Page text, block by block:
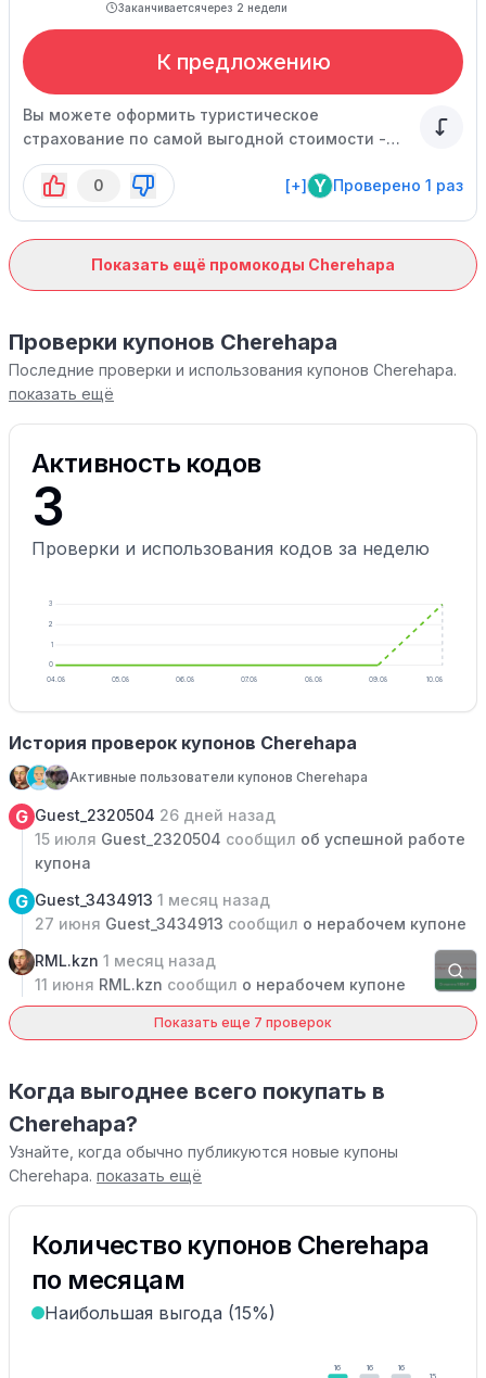
Заканчиваетсячерез 2 недели
К предложению
Вы можете оформить туристическое
страхование по самой выгодной стоимости -
указывайте направление, даты и получайте
лучшее предложение! Цены указаны уже с
учетом скидки.
0 [+] Y Проверено 1 раз
Показать ещё промокоды Cherehapa
Проверки купонов Cherehapa
Последние проверки и использования купонов Cherehapa.
показать ещё
Активность кодов
3
Проверки и использования кодов за неделю
0
1
2
3
04.08 05.08 06.08 07.08 08.08 09.08 10.08
История проверок купонов Cherehapa
Активные пользователи купонов Cherehapa
G Guest_2320504 26 дней назад
15 июля Guest_2320504 сообщил об успешной работе
купона
G Guest_3434913 1 месяц назад
27 июня Guest_3434913 сообщил о нерабочем купоне
RML.kzn 1 месяц назад
11 июня RML.kzn сообщил о нерабочем купоне
Показать еще 7 проверок
Когда выгоднее всего покупать в
Cherehapa?
Узнайте, когда обычно публикуются новые купоны
Cherehapa. показать ещё
Количество купонов Cherehapa
по месяцам
Наибольшая выгода (15%)
16 16 16
15